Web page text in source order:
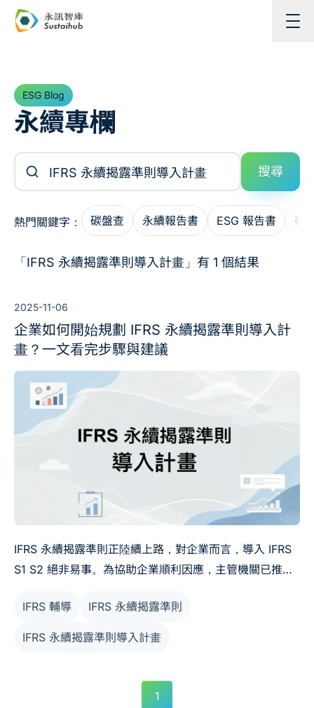
跳至主內容
ESG Blog
永續專欄
搜尋文章
搜尋
熱門關鍵字： 碳盤查 永續報告書 ESG 報告書 碳
「IFRS 永續揭露準則導入計畫」有 1 個結果
2025-11-06
企業如何開始規劃 IFRS 永續揭露準則導入計
畫？一文看完步驟與建議
IFRS 永續揭露準則正陸續上路，對企業而言，導入 IFRS
S1 S2 絕非易事。為協助企業順利因應，主管機關已推出
如何推動？企業在不同階段又該做哪些準備？本文將以最
清晰、實用的方式，帶你掌握 IFRS 永續揭露準則導入計
IFRS 輔導 IFRS 永續揭露準則
IFRS 永續揭露準則導入計畫
1